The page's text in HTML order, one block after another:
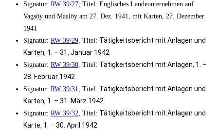
Signatur: RW 39/27, Titel: Englisches Landeunternehmen auf
Vagsöy und Maalöy am 27. Dez. 1941, mit Karten, 27. Dezember
1941
Signatur: RW 39/29, Titel: Tätigkeitsbericht mit Anlagen und
Karten, 1. – 31. Januar 1942
Signatur: RW 39/30, Titel: Tätigkeitsbericht mit Anlagen, 1. –
28. Februar 1942
Signatur: RW 39/31, Titel: Tätigkeitsbericht mit Anlagen und
Karten, 1. – 31. März 1942
Signatur: RW 39/32, Titel: Tätigkeitsbericht mit Anlagen und
Karte, 1. – 30. April 1942